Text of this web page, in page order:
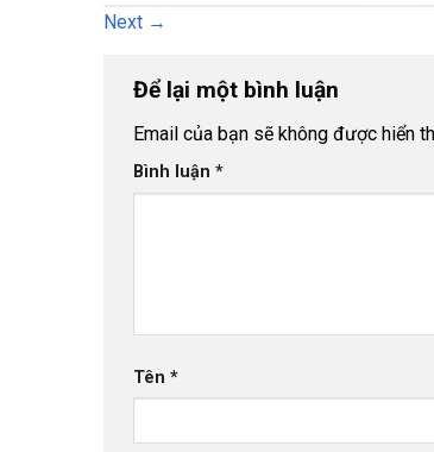
Next →
Để lại một bình luận
Email của bạn sẽ không được hiển
Bình luận *
Tên *